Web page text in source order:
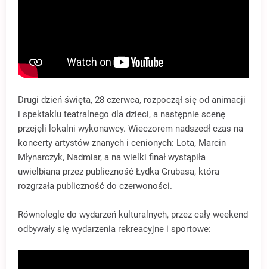
Drugi dzień święta, 28 czerwca, rozpoczął się od animacji
i spektaklu teatralnego dla dzieci, a następnie scenę
przejęli lokalni wykonawcy. Wieczorem nadszedł czas na
koncerty artystów znanych i cenionych: Lota, Marcin
Młynarczyk, Nadmiar, a na wielki finał wystąpiła
uwielbiana przez publiczność Łydka Grubasa, która
rozgrzała publiczność do czerwoności.
Równolegle do wydarzeń kulturalnych, przez cały weekend
odbywały się wydarzenia rekreacyjne i sportowe: